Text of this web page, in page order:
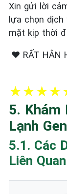
Xin gửi lời
lựa chọn dịch
mặt kịp thời
❤️ RẤT HÂN
★★★★
5. Khám
Lạnh
5.1. Các
Liên